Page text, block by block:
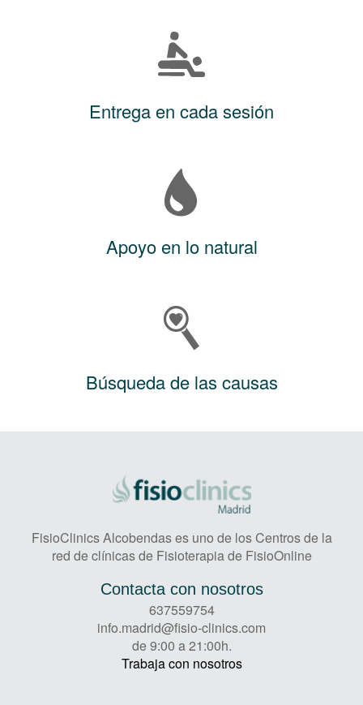
Entrega en cada sesión
Apoyo en lo natural
Búsqueda de las causas
FisioClinics Alcobendas es uno de los Centros de la
red de clínicas de Fisioterapia de FisioOnline
Contacta con nosotros
637559754
info.madrid@fisio-clinics.com
de 9:00 a 21:00h.
Trabaja con nosotros